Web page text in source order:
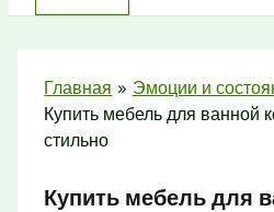
Главная
Эмоции и
Купить мебель для ванной
стильно
Купить мебель для